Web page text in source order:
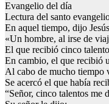
Evangelio del día
Lectura del santo
En aquel tiempo, dijo
«Un hombre, al irse de
El que recibió cinco
En cambio, el que recibió
Al cabo de mucho tiempo
Se acercó el que había
“Señor, cinco talentos me